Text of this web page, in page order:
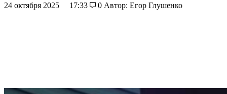
24 октября 2025 17:33 0 Автор: Егор Глушенко